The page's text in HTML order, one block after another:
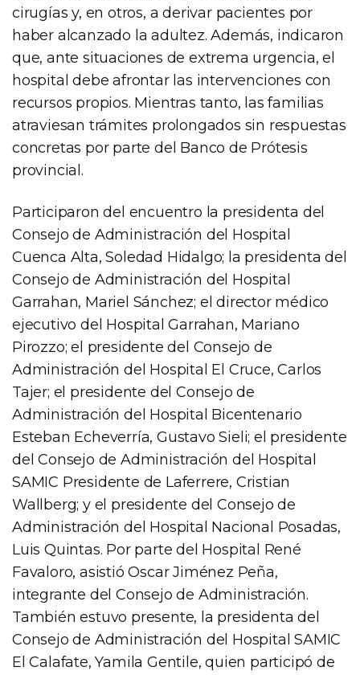
cirugías y, en otros, a derivar pacientes por
haber alcanzado la adultez. Además, indicaron
que, ante situaciones de extrema urgencia, el
hospital debe afrontar las intervenciones con
recursos propios. Mientras tanto, las familias
atraviesan trámites prolongados sin respuestas
concretas por parte del Banco de Prótesis
provincial.
Participaron del encuentro la presidenta del
Consejo de Administración del Hospital
Cuenca Alta, Soledad Hidalgo; la presidenta del
Consejo de Administración del Hospital
Garrahan, Mariel Sánchez; el director médico
ejecutivo del Hospital Garrahan, Mariano
Pirozzo; el presidente del Consejo de
Administración del Hospital El Cruce, Carlos
Tajer; el presidente del Consejo de
Administración del Hospital Bicentenario
Esteban Echeverría, Gustavo Sieli; el presidente
del Consejo de Administración del Hospital
SAMIC Presidente de Laferrere, Cristian
Wallberg; y el presidente del Consejo de
Administración del Hospital Nacional Posadas,
Luis Quintas. Por parte del Hospital René
Favaloro, asistió Oscar Jiménez Peña,
integrante del Consejo de Administración.
También estuvo presente, la presidenta del
Consejo de Administración del Hospital SAMIC
El Calafate, Yamila Gentile, quien participó de